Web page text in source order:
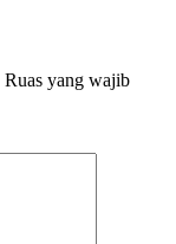
Ruas yang wajib